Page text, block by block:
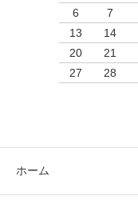
6
7
13
14
20
21
27
28
ホーム